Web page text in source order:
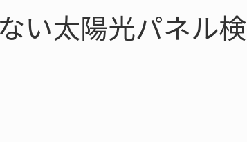
い太陽光パネル